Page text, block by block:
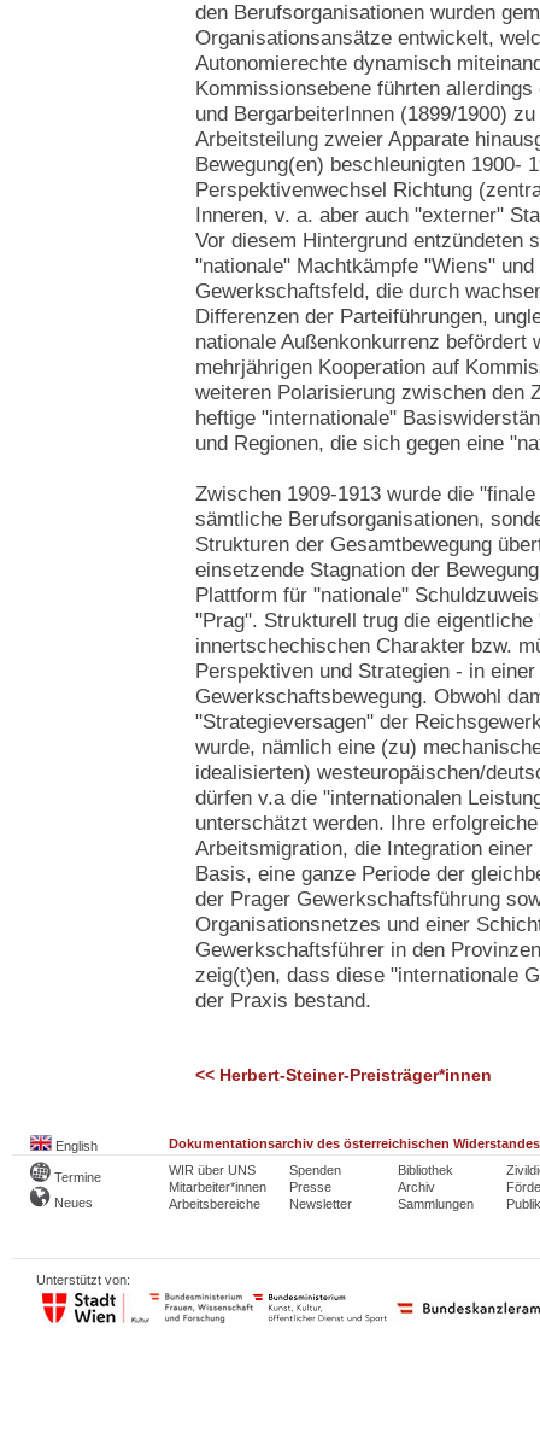
den Berufsorganisationen wurden
Organisationsansätze entwickelt,
Autonomierechte dynamisch
Kommissionsebene führten
und BergarbeiterInnen (1899/1900)
Arbeitsteilung zweier Apparate
Bewegung(en) beschleunigten 1900-
Perspektivenwechsel Richtung
Inneren, v. a. aber auch "externer"
Vor diesem Hintergrund entzündeten
"nationale" Machtkämpfe "Wiens"
Gewerkschaftsfeld, die durch
Differenzen der Parteiführungen,
nationale Außenkonkurrenz befördert
mehrjährigen Kooperation auf
weiteren Polarisierung zwischen den
heftige "internationale"
und Regionen, die sich gegen eine
Zwischen 1909-1913 wurde die
sämtliche Berufsorganisationen,
Strukturen der Gesamtbewegung
einsetzende Stagnation der
Plattform für "nationale"
"Prag". Strukturell trug die eigentliche
innertschechischen Charakter bzw.
Perspektiven und Strategien - in
Gewerkschaftsbewegung. Obwohl
"Strategieversagen" der
wurde, nämlich eine (zu)
idealisierten) westeuropäischen/
dürfen v.a die "internationalen
unterschätzt werden. Ihre
Arbeitsmigration, die Integration
Basis, eine ganze Periode der
der Prager Gewerkschaftsführung
Organisationsnetzes und einer
Gewerkschaftsführer in den
zeig(t)en, dass diese "internationale
der Praxis bestand.
<< Herbert-Steiner-Preisträger*innen
English Dokumentationsarchiv des österreichischen Widerstandes
Termine
Neues
WIR über UNS
Mitarbeiter*innen
Arbeitsbereiche
Spenden
Presse
Newsletter
Bibliothek
Archiv
Sammlungen
Unterstützt von: